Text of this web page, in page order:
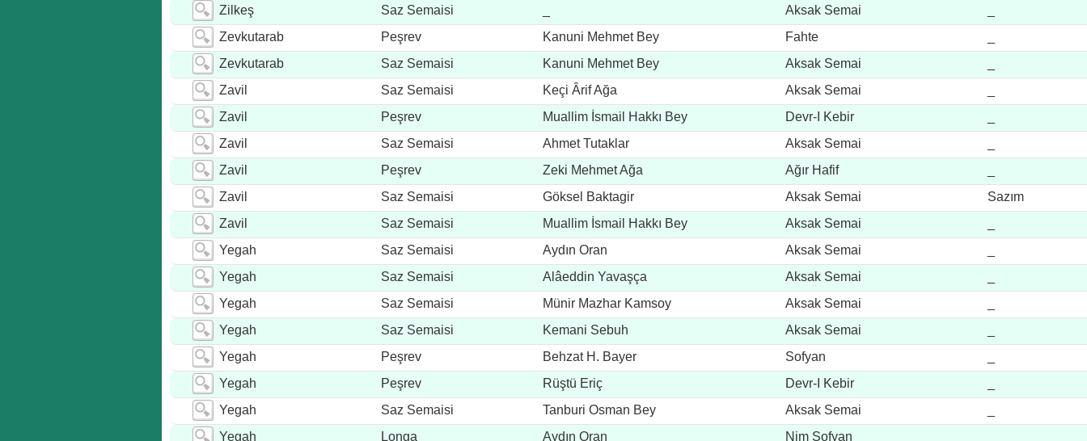
Zilkeş
Saz Semaisi Aksak Semai
Zevkutarab
Peşrev Kanuni Mehmet Bey Fahte
Zevkutarab
Saz Semaisi Kanuni Mehmet Bey Aksak Semai
Zavil
Saz Semaisi Keçi Ârif Ağa Aksak Semai
Zavil
Peşrev Muallim İsmail Hakkı Bey Devr-I Kebir
Zavil
Saz Semaisi Ahmet Tutaklar Aksak Semai
Zavil
Peşrev Zeki Mehmet Ağa Ağır Hafif
Zavil
Saz Semaisi Göksel Baktagir Aksak Semai
Sazım
Zavil
Saz Semaisi Muallim İsmail Hakkı Bey Aksak Semai
Yegah
Saz Semaisi Aydın Oran Aksak Semai
Yegah
Saz Semaisi Alâeddin Yavaşça Aksak Semai
Yegah
Saz Semaisi Münir Mazhar Kamsoy Aksak Semai
Yegah
Saz Semaisi Kemani Sebuh Aksak Semai
Yegah
Peşrev Behzat H. Bayer Sofyan
Yegah
Peşrev Rüştü Eriç Devr-I Kebir
Yegah
Saz Semaisi Tanburi Osman Bey Aksak Semai
Yegah
Longa Aydın Oran Nim Sofyan